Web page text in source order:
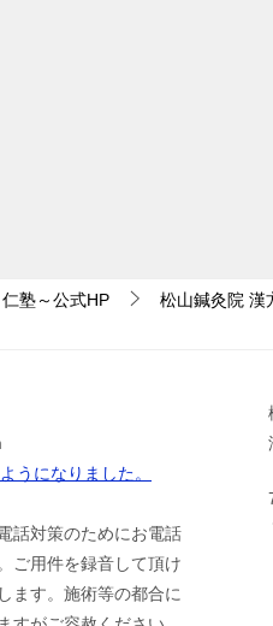
塾～公式HP
松山鍼灸院 漢
うになりました。
話対策のためにお電話
ご用件を録音して頂け
ます。施術等の都合に